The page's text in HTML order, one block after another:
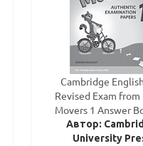
Cambridge
Revised Exam
Movers 1 Answer
Автор:
University